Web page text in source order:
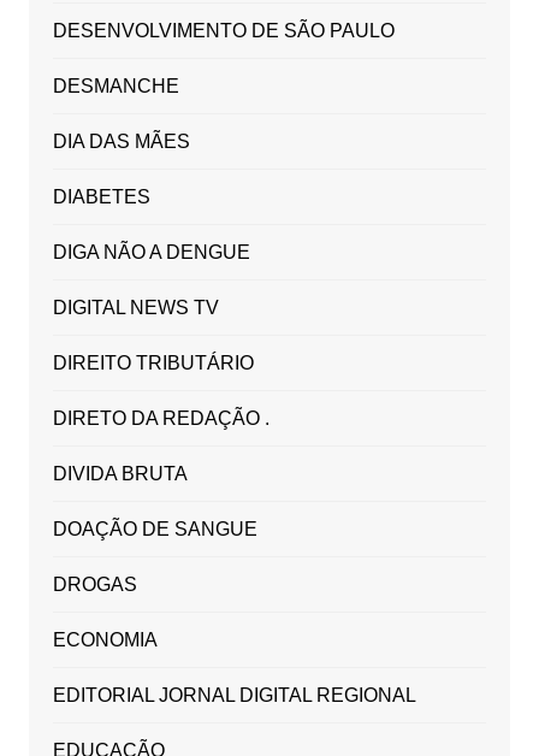
DESENVOLVIMENTO DE SÃO PAULO
DESMANCHE
DIA DAS MÃES
DIABETES
DIGA NÃO A DENGUE
DIGITAL NEWS TV
DIREITO TRIBUTÁRIO
DIRETO DA REDAÇÃO .
DIVIDA BRUTA
DOAÇÃO DE SANGUE
DROGAS
ECONOMIA
EDITORIAL JORNAL DIGITAL REGIONAL
EDUCAÇÃO